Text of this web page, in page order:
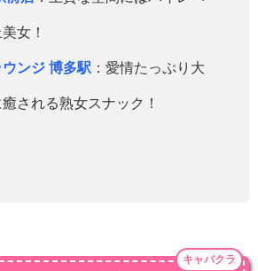
女！
ンジ 博多駅 ：愛情たっぷり大
される熟女スナック！
キャバクラ